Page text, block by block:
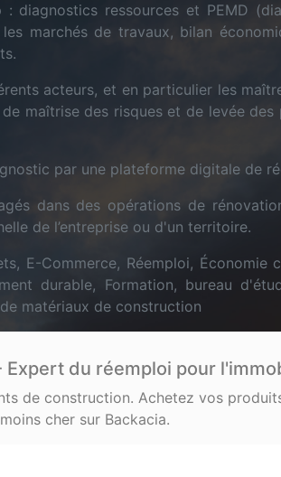
diagnostics ressources et PEMD
marchés de travaux, bilan
acteurs, et en particulier les
maîtrise des risques et de levée
par une plateforme digitale de
dans des opérations de
de l’entreprise ou d'un territoire.
E-Commerce, Réemploi, Économie
durable, Formation, bureau
matériaux de construction
Expert du réemploi pour
de construction. Achetez vos
moins cher sur Backacia.